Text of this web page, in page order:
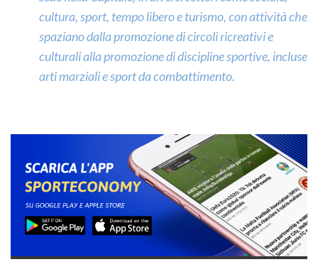
cultura, sport, tempo libero e turismo, con attività che
spaziano dalla promozione di circoli ricreativi e
culturali alla promozione di discipline sportive, incluse
arti marziali e sport da combattimento.